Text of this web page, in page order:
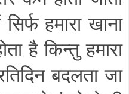
हमारा खाना
है किन्तु हमारा
बदलता जा